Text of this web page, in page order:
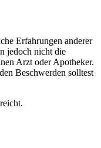
Erfahrungen anderer
jedoch nicht die
Arzt oder Apotheker.
Beschwerden solltest